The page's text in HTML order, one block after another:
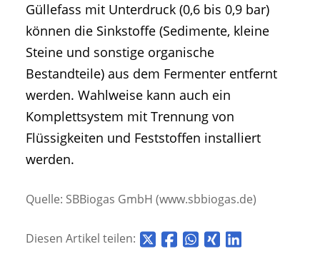
Güllefass mit Unterdruck (0,6 bis 0,9 bar)
können die Sinkstoffe (Sedimente, kleine
Steine und sonstige organische
Bestandteile) aus dem Fermenter entfernt
werden. Wahlweise kann auch ein
Komplettsystem mit Trennung von
Flüssigkeiten und Feststoffen installiert
werden.
Quelle: SBBiogas GmbH (www.sbbiogas.de)
Diesen Artikel teilen: